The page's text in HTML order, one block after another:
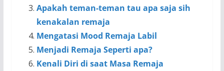
Apakah teman-teman tau apa saja sih
kenakalan remaja
Mengatasi Mood Remaja Labil
Menjadi Remaja Seperti apa?
Kenali Diri di saat Masa Remaja